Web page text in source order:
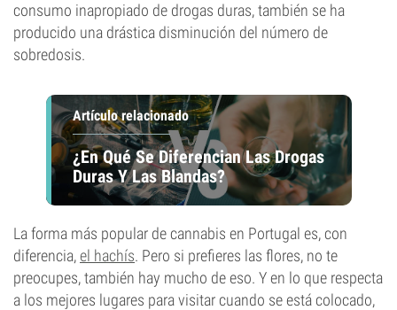
consumo inapropiado de drogas duras, también se ha
producido una drástica disminución del número de
sobredosis.
Artículo relacionado
¿En Qué Se Diferencian Las Drogas
Duras Y Las Blandas?
La forma más popular de cannabis en Portugal es, con
diferencia,el hachís. Pero si prefieres las flores, no te
preocupes, también hay mucho de eso. Y en lo que respecta
a los mejores lugares para visitar cuando se está colocado,